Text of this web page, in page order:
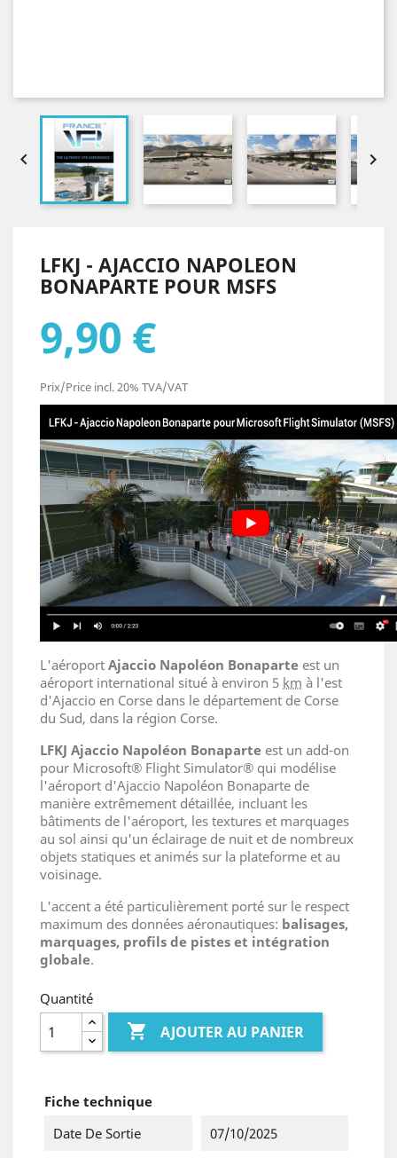
 
LFKJ - AJACCIO NAPOLEON
BONAPARTE POUR MSFS
9,90 €
Prix/Price incl. 20% TVA/VAT
L'aéroport Ajaccio Napoléon Bonaparte est un
aéroport international situé à environ 5 km à l'est
d'Ajaccio en Corse dans le département de Corse
du Sud, dans la région Corse.
LFKJ Ajaccio Napoléon Bonaparte est un add-on
pour Microsoft® Flight Simulator® qui modélise
l'aéroport d'Ajaccio Napoléon Bonaparte de
manière extrêmement détaillée, incluant les
bâtiments de l'aéroport, les textures et marquages
au sol ainsi qu'un éclairage de nuit et de nombreux
objets statiques et animés sur la plateforme et au
voisinage.
L'accent a été particulièrement porté sur le respect
maximum des données aéronautiques: balisages,
marquages, profils de pistes et intégration
globale.
Quantité
 AJOUTER AU PANIER
Fiche technique
Date De Sortie
07/10/2025